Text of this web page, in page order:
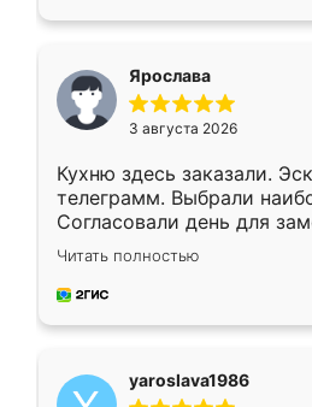
Ярослава
3 августа 2026
Кухню здесь заказали.
телеграмм. Выбрали
Согласовали день для
недели кухня была уже
довольны работой.
мебель за качественную
Читать полностью
yaroslava1986